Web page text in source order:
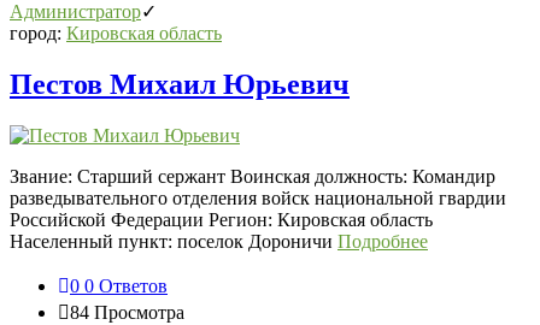
Администратор
город: Кировская область
Пестов Михаил Юрьевич
Звание: Старший сержант Воинская должность: Командир
разведывательного отделения войск национальной гвардии
Российской Федерации Регион: Кировская область
Населенный пункт: поселок Дороничи Подробнее
0 0 Ответов
84 Просмотра